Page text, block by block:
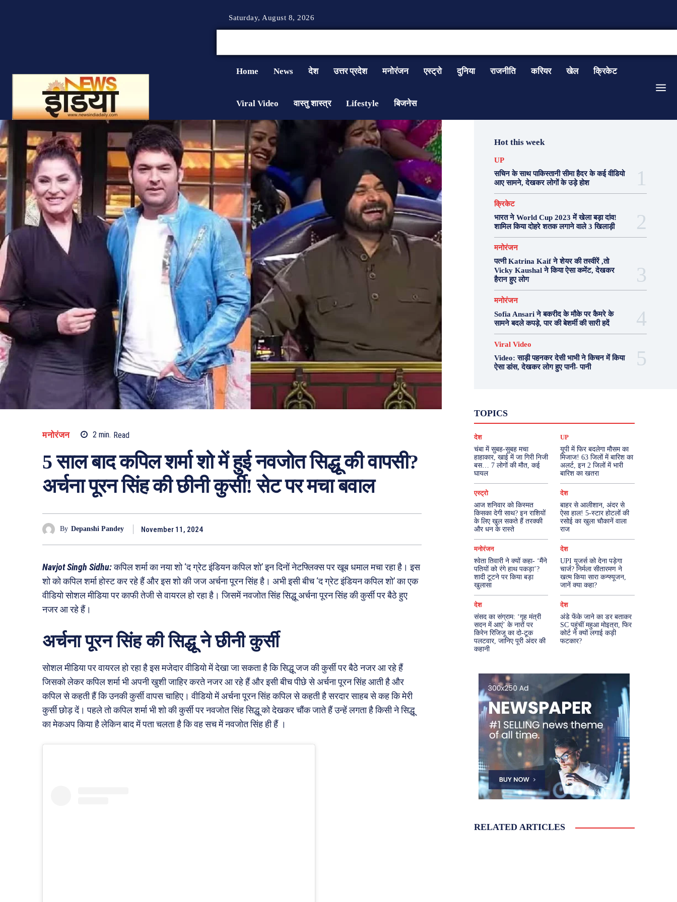
Saturday, August 8, 2026
Home News देश उत्तर प्रदेश मनोरंजन एस्ट्रो दुनिया राजनीति करियर खेल क्रिकेट
Viral Video वास्तु शास्त्र Lifestyle बिजनेस
मनोरंजन 2min. Read
5 साल बाद कपिल शर्मा शो में हुई नवजोत सिद्धू की वापसी?
अर्चना पूरन सिंह की छीनी कुर्सी! सेट पर मचा बवाल
By Depanshi Pandey November 11, 2024
Navjot Singh Sidhu:कपिल शर्मा का नया शो ‘द ग्रेट इंडियन कपिल शो’ इन दिनों नेटफ्लिक्स पर खूब धमाल मचा रहा है। इस
शो को कपिल शर्मा होस्ट कर रहे हैं और इस शो की जज अर्चना पूरन सिंह है। अभी इसी बीच ‘द ग्रेट इंडियन कपिल शो’ का एक
वीडियो सोशल मीडिया पर काफी तेजी से वायरल हो रहा है। जिसमें नवजोत सिंह सिद्धू अर्चना पूरन सिंह की कुर्सी पर बैठे हुए
नजर आ रहे हैं।
अर्चना पूरन सिंह की सिद्धू ने छीनी कुर्सी
सोशल मीडिया पर वायरल हो रहा है इस मजेदार वीडियो में देखा जा सकता है कि सिद्धू जज की कुर्सी पर बैठे नजर आ रहे हैं ‌
जिसको लेकर कपिल शर्मा भी अपनी खुशी जाहिर करते नजर आ रहे हैं और इसी बीच पीछे से अर्चना पूरन सिंह आती है और
कपिल से कहती हैं कि उनकी कुर्सी वापस चाहिए। वीडियो में अर्चना पूरन सिंह कपिल से कहती है सरदार साहब से कह कि मेरी
कुर्सी छोड़ दें। पहले तो कपिल शर्मा भी शो की कुर्सी पर नवजोत सिंह सिद्धू को देखकर चौंक जाते हैं उन्हें लगता है किसी ने सिद्धू
का मेकअप किया है लेकिन बाद में पता चलता है कि वह सच में नवजोत सिंह ही हैं ।
Hot this week
UP
सचिन के साथ पाकिस्तानी सीमा हैदर के कई वीडियो
आए सामने, देखकर लोगों के उड़े होश
क्रिकेट
भारत ने World Cup 2023 में खेला बड़ा दांव!
शामिल किया दोहरे शतक लगाने वाले 3 खिलाड़ी
मनोरंजन
पत्नी Katrina Kaif ने शेयर की तस्वीरें ,तो
Vicky Kaushal ने किया ऐसा कमेंट, देखकर
हैरान हुए लोग
मनोरंजन
Sofia Ansari ने बकरीद के मौके पर कैमरे के
सामने बदले कपड़े, पार की बेशर्मी की सारी हदें
Viral Video
Video: साड़ी पहनकर देसी भाभी ने किचन में किया
ऐसा डांस, देखकर लोग हुए पानी- पानी
TOPICS
दुनिया
राजनीति वास्तु शास्त्र
More
देश
चंबा में सुबह-सुबह मचा
हाहाकार, खाई में जा गिरी निजी
बस… 7 लोगों की मौत, कई
घायल
UP
यूपी में फिर बदलेगा मौसम का
मिजाज! 63 जिलों में बारिश का
अलर्ट, इन 2 जिलों में भारी
बारिश का खतरा
एस्ट्रो
आज शनिवार को किस्मत
किसका देगी साथ? इन राशियों
के लिए खुल सकते हैं तरक्की
और धन के रास्ते
देश
बाहर से आलीशान, अंदर से
ऐसा हाल! 5-स्टार होटलों की
रसोई का खुला चौकानें वाला
राज
मनोरंजन
श्वेता तिवारी ने क्यों कहा- ‘मैंने
पतियों को रंगे हाथ पकड़ा’?
शादी टूटने पर किया बड़ा
खुलासा
देश
UPI यूजर्स को देना पड़ेगा
चार्ज? निर्मला सीतारमण ने
खत्म किया सारा कन्फ्यूजन,
जानें क्या कहा?
देश
संसद का संग्राम: ‘गृह मंत्री
सदन में आएं’ के नारों पर
किरेन रिजिजू का दो-टूक
पलटवार, जानिए पूरी अंदर की
कहानी
देश
अंडे फेंके जाने का डर बताकर
SC पहुंचीं महुआ मोइत्रा, फिर
कोर्ट ने क्यों लगाई कड़ी
फटकार?
RELATED ARTICLES